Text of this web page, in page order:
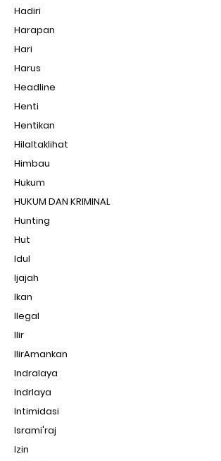
Hadiri
Harapan
Hari
Harus
Headline
Henti
Hentikan
Hilaltaklihat
Himbau
Hukum
HUKUM DAN KRIMINAL
Hunting
Hut
Idul
Ijajah
Ikan
Ilegal
Ilir
IlirAmankan
Indralaya
Indrlaya
Intimidasi
Isrami'raj
Izin